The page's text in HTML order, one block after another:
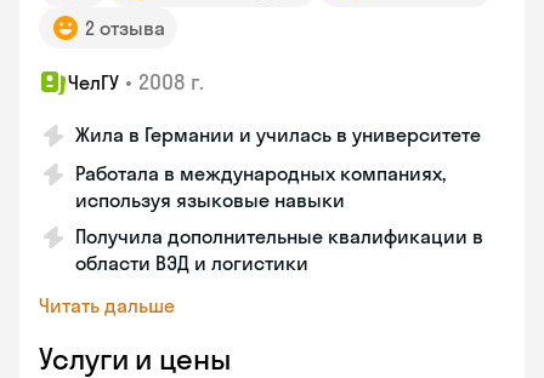
2 отзыва
ЧелГУ • 2008 г.
Жила в Германии и училась в университете
Работала в международных компаниях,
используя языковые навыки
Получила дополнительные квалификации в
области ВЭД и логистики
Читать дальше
Услуги и цены